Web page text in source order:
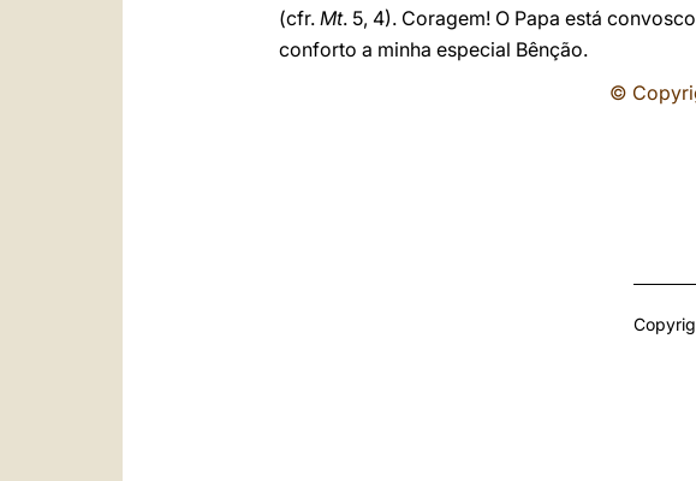
(cfr. Mt. 5, 4). Coragem! O Papa está
conforto a minha especial Bênção.
©